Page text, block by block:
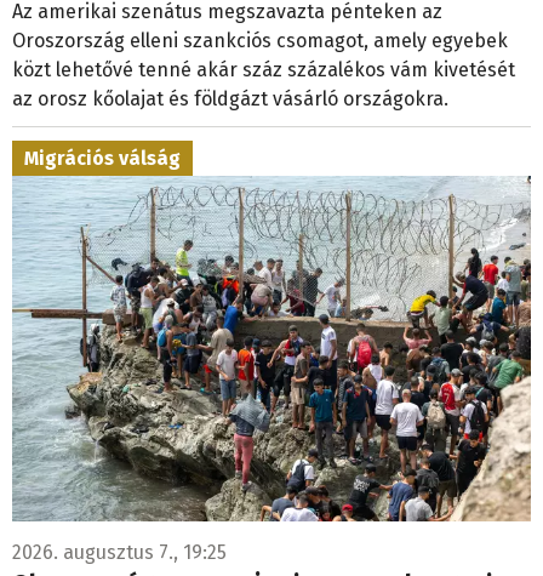
Oroszország elleni szankciós csomagot, amely egyebek
közt lehetővé tenné akár száz százalékos vám kivetését
az orosz kőolajat és földgázt vásárló országokra.
Migrációs válság
2026. augusztus 7., 19:25
Olaszország nem vonja vissza a schengeni